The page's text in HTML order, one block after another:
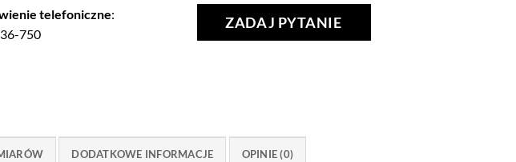
telefoniczne:
750
ZADAJ PYTANIE
DODATKOWE INFORMACJE OPINIE (0)